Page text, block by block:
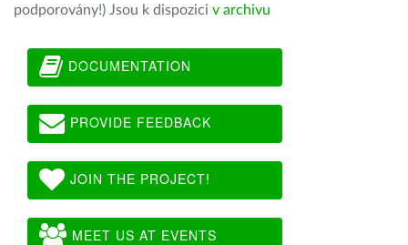
podporovány!) Jsou k dispozici v archivu
DOCUMENTATION
PROVIDE FEEDBACK
JOIN THE PROJECT!
MEET US AT EVENTS